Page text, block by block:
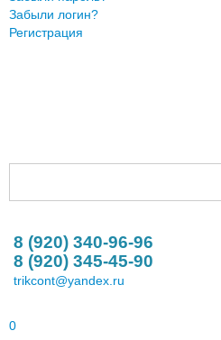
Забыли логин?
Регистрация
8 (920) 340-96-96
8 (920) 345-45-90
trikcont@yandex.ru
0